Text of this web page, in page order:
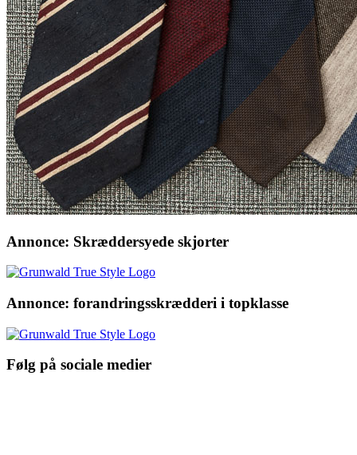
Annonce: Skræddersyede skjorter
Annonce: forandringsskrædderi i topklasse
Følg på sociale medier